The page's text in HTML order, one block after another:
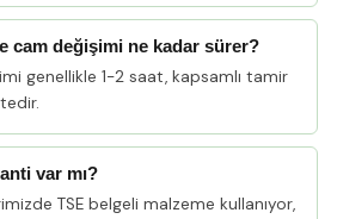
cam değişimi ne kadar sürer?
genellikle 1-2 saat, kapsamlı tamir
var mı?
TSE belgeli malzeme kullanıyor,